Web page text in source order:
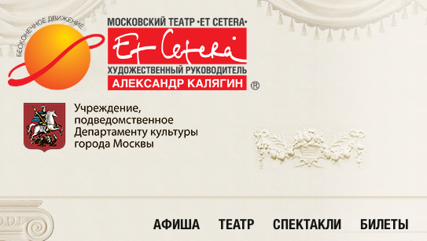
АФИША ТЕАТР СПЕКТАКЛИ БИЛЕТЫ